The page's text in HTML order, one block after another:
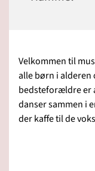
Velkommen til
alle børn i alderen
bedsteforældre er
danser sammen i
der kaffe til de